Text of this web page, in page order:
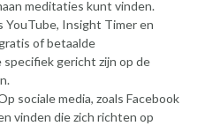
meditaties kunt vinden.
YouTube, Insight Timer en
of betaalde
gericht zijn op de
sociale media, zoals Facebook
vinden die zich richten op